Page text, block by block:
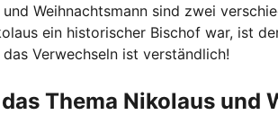
Weihnachtsmann sind zwei
ein historischer Bischof war, ist
Verwechseln ist verständlich!
Thema Nikolaus und